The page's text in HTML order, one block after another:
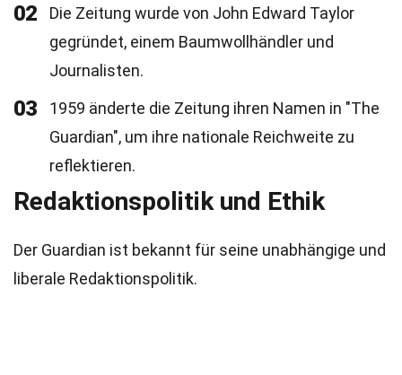
02
Die Zeitung wurde von John Edward Taylor
gegründet, einem Baumwollhändler und
Journalisten.
03
1959 änderte die Zeitung ihren Namen in "The
Guardian", um ihre nationale Reichweite zu
reflektieren.
Redaktionspolitik und Ethik
Der Guardian ist bekannt für seine unabhängige und
liberale Redaktionspolitik.